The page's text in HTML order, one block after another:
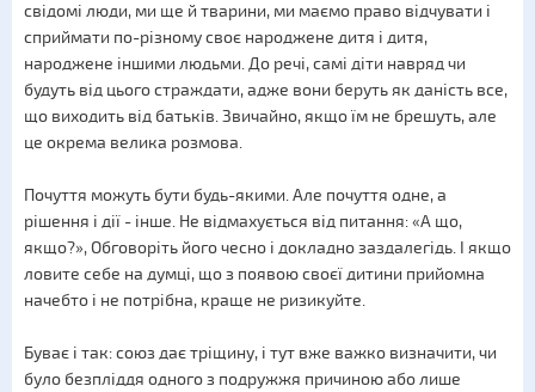
свідомі люди, ми ще й тварини, ми маємо право відчувати і
сприймати по-різному своє народжене дитя і дитя,
народжене іншими людьми. До речі, самі діти навряд чи
будуть від цього страждати, адже вони беруть як даність все,
що виходить від батьків. Звичайно, якщо їм не брешуть, але
це окрема велика розмова.
Почуття можуть бути будь-якими. Але почуття одне, а
рішення і дії - інше. Не відмахується від питання: «А що,
якщо?», Обговоріть його чесно і докладно заздалегідь. І якщо
ловите себе на думці, що з появою своєї дитини прийомна
начебто і не потрібна, краще не ризикуйте.
Буває і так: союз дає тріщину, і тут вже важко визначити, чи
було безпліддя одного з подружжя причиною або лише